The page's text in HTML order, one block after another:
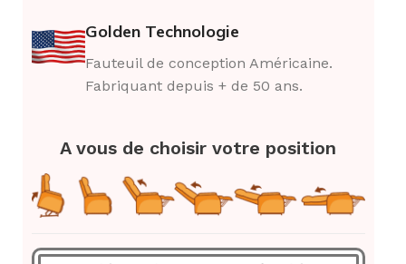
Golden Technologie
Fauteuil de conception Américaine.
Fabriquant depuis + de 50 ans.
A vous de choisir votre position